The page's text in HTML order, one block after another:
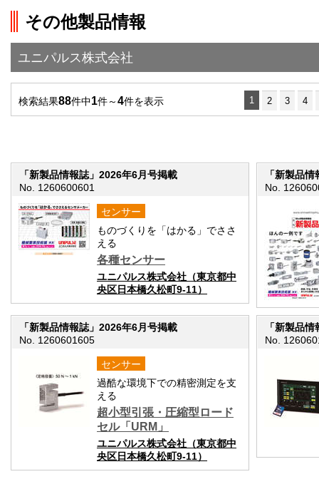
その他製品情報
ユニパルス株式会社
検索結果88件中1件～4件を表示 1 2 3 4
「新製品情報誌」2026年6月号掲載
No. 1260600601
センサー
ものづくりを「はかる」でささ
える
各種センサー
ユニパルス株式会社（東京都中
央区日本橋久松町9-11）
「新製品
No.
「新製品情報誌」2026年6月号掲載
No. 1260601605
センサー
過酷な環境下での精密測定を支
える
超小型引張・圧縮型ロード
セル「URM」
ユニパルス株式会社（東京都中
央区日本橋久松町9-11）
「新製品
No.